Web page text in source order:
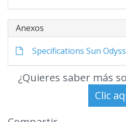
Anexos
Specifications Sun
¿Quieres saber más